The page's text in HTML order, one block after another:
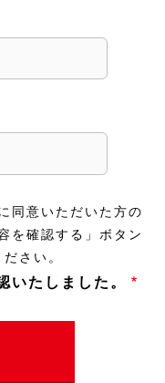
同意いただいた方の
を確認する」ボタン
さい。
いたしました。